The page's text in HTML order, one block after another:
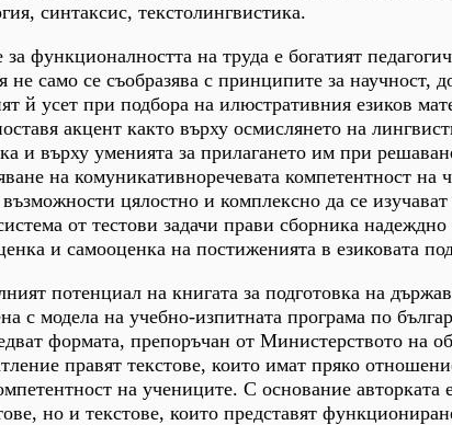
синтаксис, текстолингвистика.
функционалността на труда е богатият
не само се съобразява с принципите за научност,
й усет при подбора на илюстративния езиков
акцент както върху осмислянето на
и върху уменията за прилагането им при
на комуникативноречевата компетентност на
цялостно и комплексно да се
от тестови задачи прави сборника надеждно
и самооценка на постиженията в езиковата
потенциал на книгата за подготовка на
с модела на учебно-изпитната програма по
формата, препоръчан от Министерството на
правят текстове, които имат пряко
на учениците. С основание авторката
но и текстове, които представят